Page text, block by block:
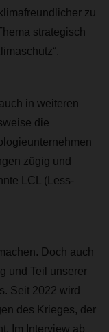
zu
strategisch
in weiteren
die
zügig und
LCL (Less-
Doch auch
und Teil unserer
Seit 2022 wird
des Krieges, der
Im Interview ab